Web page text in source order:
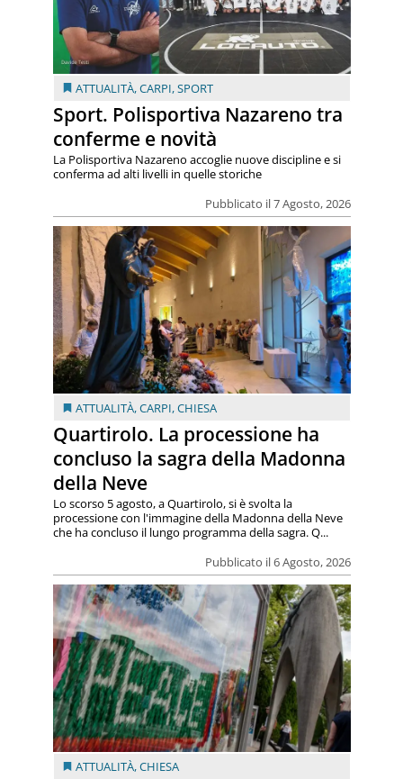
ATTUALITÀ,CARPI,SPORT
Sport. Polisportiva Nazareno tra
conferme e novità
Pubblicato il 7 Agosto, 2026
La Polisportiva Nazareno accoglie nuove discipline e si
conferma ad alti livelli in quelle storiche
ATTUALITÀ,CARPI,CHIESA
Quartirolo. La processione ha
concluso la sagra della Madonna
della Neve
Pubblicato il 6 Agosto, 2026
Lo scorso 5 agosto, a Quartirolo, si è svolta la
processione con l'immagine della Madonna della Neve
che ha concluso il lungo programma della sagra. Q...
ATTUALITÀ,CHIESA